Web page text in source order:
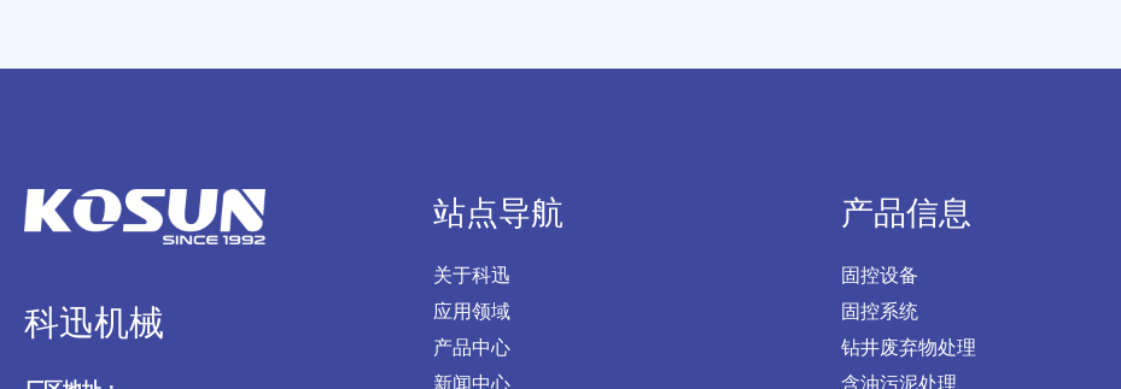
科迅机械
站点导航
关于科迅
应用领域
产品中心
新闻中心
产品信息
固控设备
固控系统
钻井废弃物处理
含油污泥处理